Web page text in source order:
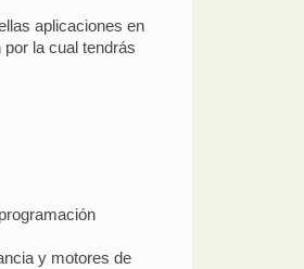
aplicaciones en
la cual tendrás
y motores de